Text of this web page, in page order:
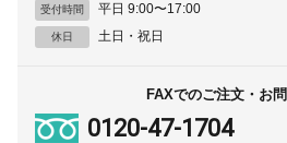
受付時間 平日 9:00〜17:00
休日 土日・祝日
FAXでのご注文・お
0120-47-1704